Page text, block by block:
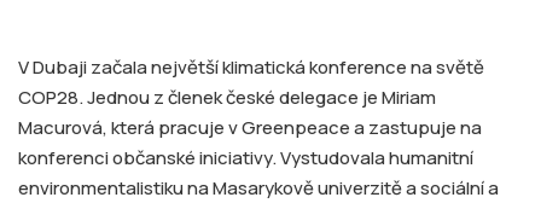
V Dubaji začala největší klimatická konference na světě
COP28. Jednou z členek české delegace je Miriam
Macurová, která pracuje v Greenpeace a zastupuje na
konferenci občanské iniciativy. Vystudovala humanitní
environmentalistiku na Masarykově univerzitě a sociální a